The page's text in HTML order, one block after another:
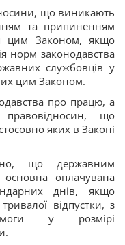
що виникають
та припиненням
цим Законом, якщо
норм законодавства
службовців у
цим Законом.
про працю, а
що
яких в Законі
що державним
оплачувана
днів, якщо
відпустки, з
у розмірі